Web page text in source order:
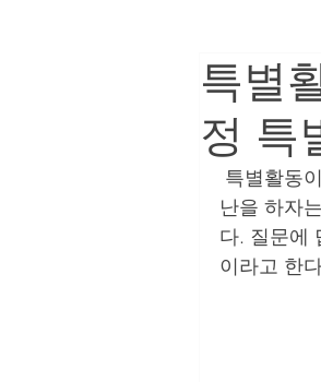
특별
정 특
난을 하자
다. 질문에
이라고 한